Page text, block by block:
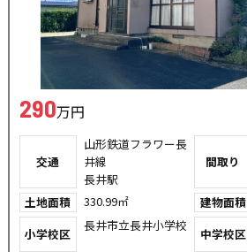
290万円
交通
山形鉄道フラワー長
井線
長井駅
間取り
土地面積 330.99㎡ 建物面積
小学校区
長井市立長井小学校
中学校区